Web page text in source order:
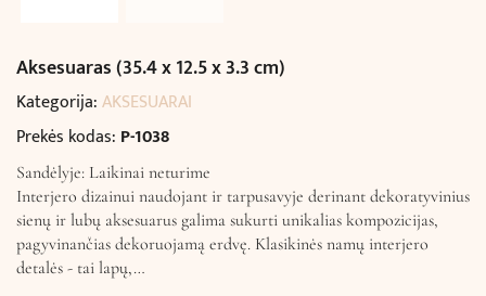
Aksesuaras (35.4 x 12.5 x 3.3 cm)
Kategorija:AKSESUARAI
Prekės kodas: P-1038
Sandėlyje: Laikinai neturime
Interjero dizainui naudojant ir tarpusavyje derinant dekoratyvinius
sienų ir lubų aksesuarus galima sukurti unikalias kompozicijas,
pagyvinančias dekoruojamą erdvę. Klasikinės namų interjero
detalės - tai lapų,…